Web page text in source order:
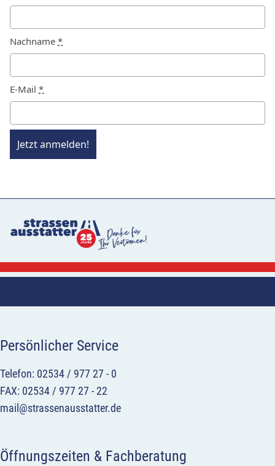
Nachname *
E-Mail *
Jetzt anmelden!
Persönlicher Service
Telefon: 02534 / 977 27 - 0
FAX: 02534 / 977 27 - 22
mail@strassenausstatter.de
Öffnungszeiten & Fachberatung